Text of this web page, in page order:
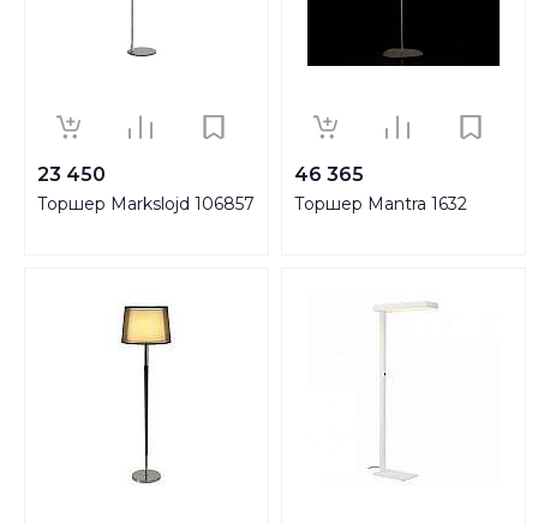
23 450
Торшер Markslojd 106857
46 365
Торшер Mantra 1632